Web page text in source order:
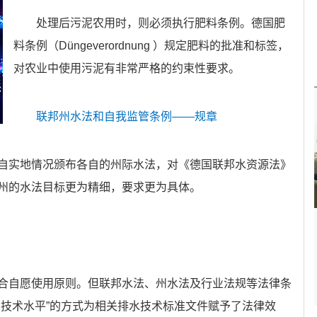
处理后污泥农用时，则必须执行肥料条例。德国肥
料条例（Düngeverordnung ）规定肥料的批准和标签，
对农业中使用污泥有非常严格的约束性要求。
联邦州水法和自我监管条例——规章
实地情况颁布各自的州际水法，对《德国联邦水资源法》
水法目标更为精细，要求更为具体。
自愿使用原则。 但联邦水法、州水法及行业法规等法律条
术水平”的方式为相关排水技术标准文件赋予了法律效